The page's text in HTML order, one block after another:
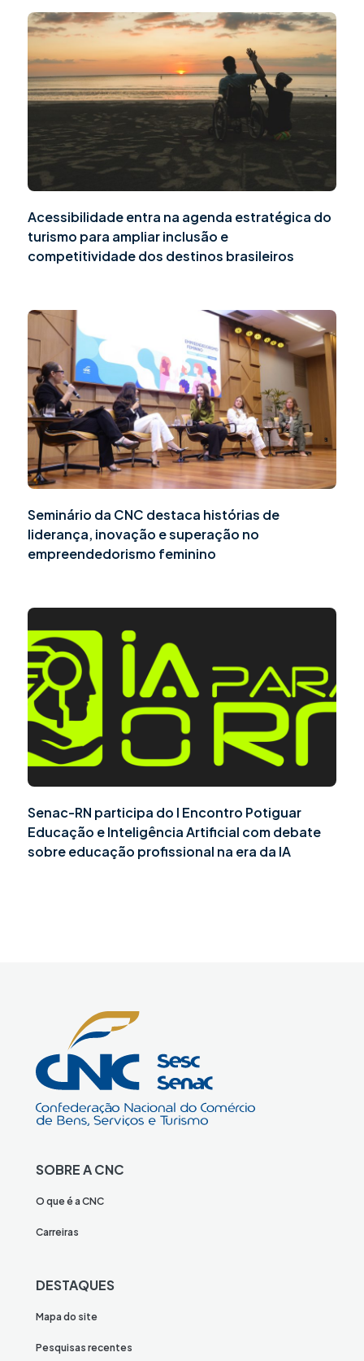
Acessibilidade entra na agenda estratégica do
turismo para ampliar inclusão e
competitividade dos destinos brasileiros
Seminário da CNC destaca histórias de
liderança, inovação e superação no
empreendedorismo feminino
Senac-RN participa do I Encontro Potiguar
Educação e Inteligência Artificial com debate
sobre educação profissional na era da IA
SOBRE A CNC
O que é a CNC
Carreiras
DESTAQUES
Mapa do site
Pesquisas recentes